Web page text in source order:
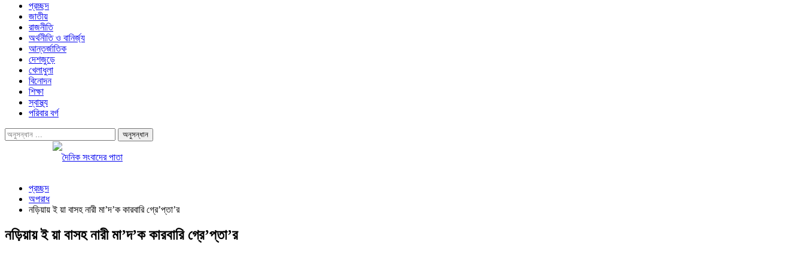
প্রচ্ছদ
জাতীয়
রাজনীতি
অর্থনীতি ও বানির্জ্য
আন্তর্জাতিক
দেশজুড়ে
খেলাধুলা
বিনোদন
শিক্ষা
স্বাস্থ্য
পরিবার বর্গ
প্রচ্ছদ
অপরাধ
নড়িয়ায় ই য়া বাসহ নারী মা’দ’ক কারবারি গ্রে’প্তা’র
নড়িয়ায় ই য়া বাসহ নারী মা’দ’ক কারবারি গ্রে’প্তা’র